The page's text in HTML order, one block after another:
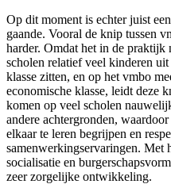
Op dit moment is echter juist
gaande. Vooral de knip tussen
harder. Omdat het in de praktijk
scholen relatief veel kinderen
klasse zitten, en op het vmbo
economische klasse, leidt deze
komen op veel scholen
andere achtergronden,
elkaar te leren begrijpen en
samenwerkingservaringen. Met
socialisatie en
zeer zorgelijke ontwikkeling.